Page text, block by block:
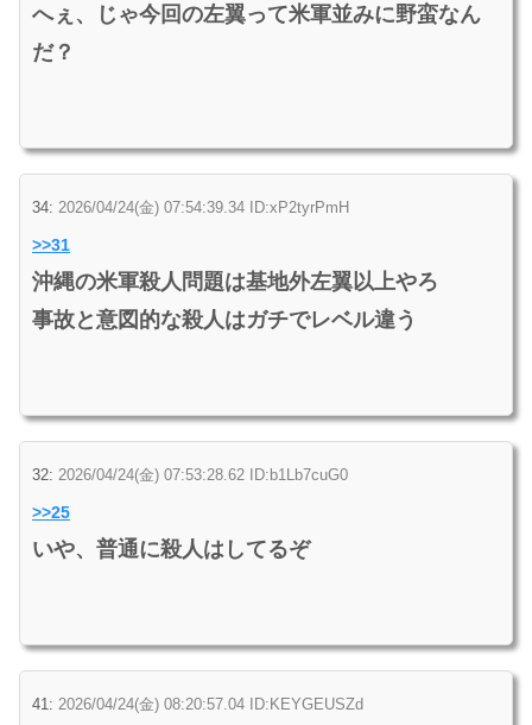
へぇ、じゃ今回の左翼って米軍並みに野蛮なん
だ？
34: 2026/04/24(金) 07:54:39.34 ID:xP2tyrPmH
>>31
沖縄の米軍殺人問題は基地外左翼以上やろ
事故と意図的な殺人はガチでレベル違う
32: 2026/04/24(金) 07:53:28.62 ID:b1Lb7cuG0
>>25
いや、普通に殺人はしてるぞ
41: 2026/04/24(金) 08:20:57.04 ID:KEYGEUSZd